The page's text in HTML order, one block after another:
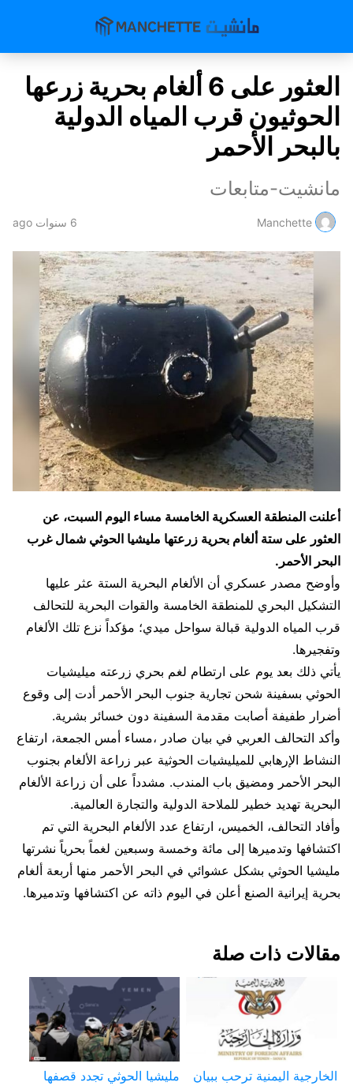
العثور على 6 ألغام بحرية زرعها
الحوثيون قرب المياه الدولية
بالبحر الأحمر
مانشيت-متابعات
Manchette 6 سنوات ago
أعلنت المنطقة العسكرية الخامسة مساء اليوم السبت، عن
العثور على ستة ألغام بحرية زرعتها مليشيا الحوثي شمال غرب
البحر الأحمر.
وأوضح مصدر عسكري أن الألغام البحرية الستة عثر عليها
التشكيل البحري للمنطقة الخامسة والقوات البحرية للتحالف
قرب المياه الدولية قبالة سواحل ميدي؛ مؤكداً نزع تلك الألغام
وتفجيرها.
يأتي ذلك بعد يوم على ارتطام لغم بحري زرعته ميليشيات
الحوثي بسفينة شحن تجارية جنوب البحر الأحمر أدت إلى وقوع
أضرار طفيفة أصابت مقدمة السفينة دون خسائر بشرية.
وأكد التحالف العربي في بيان صادر ،مساء أمس الجمعة، ارتفاع
النشاط الإرهابي للميليشيات الحوثية عبر زراعة الألغام بجنوب
البحر الأحمر ومضيق باب المندب. مشدداً على أن زراعة الألغام
البحرية تهديد خطير للملاحة الدولية والتجارة العالمية.
وأفاد التحالف، الخميس، ارتفاع عدد الألغام البحرية التي تم
اكتشافها وتدميرها إلى مائة وخمسة وسبعين لغماً بحرياً نشرتها
مليشيا الحوثي بشكل عشوائي في البحر الأحمر منها أربعة ألغام
بحرية إيرانية الصنع أعلن في اليوم ذاته عن اكتشافها وتدميرها.
مقالات ذات صلة
الخارجية اليمنية ترحب ببيان
مليشيا الحوثي تجدد قصفها